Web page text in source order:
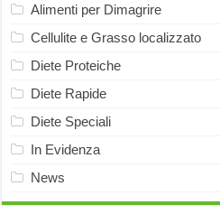
Alimenti per Dimagrire
Cellulite e Grasso localizzato
Diete Proteiche
Diete Rapide
Diete Speciali
In Evidenza
News